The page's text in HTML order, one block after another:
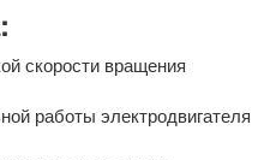
скорости вращения
работы электродвигателя